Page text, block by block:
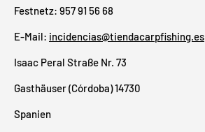
Festnetz: 957 91 56 68
E-Mail: incidencias@tiendacarpfishing.es
Isaac Peral Straße Nr. 73
Gasthäuser (Córdoba) 14730
Spanien